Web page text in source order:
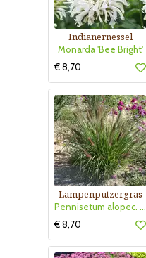
Indianernessel
Monarda 'Bee Bright'
€ 8,70
Lampenputzergras
Pennisetum alopec. 'Red Head'
€ 8,70